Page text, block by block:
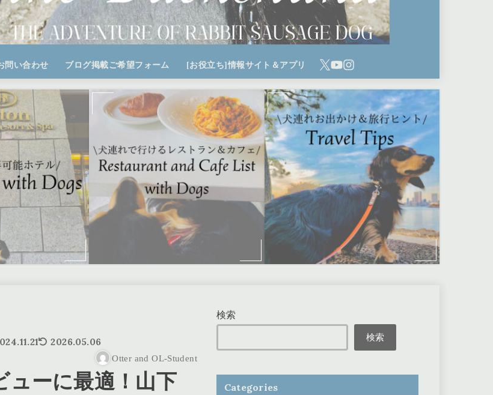
問い合わせ ブログ掲載ご希望フォーム [お役立ち]情報サイト＆アプリ
2026.05.06
Otter and OL-Student
ューに最適！山下
検索
検索
Categories